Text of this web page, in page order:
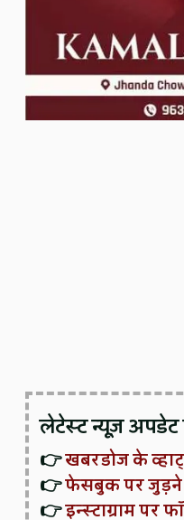
लेटेस्ट न्यूज़ अपडेट
👉खबरडोज के
👉फेसबुक पर
👉इन्स्टाग्राम पर